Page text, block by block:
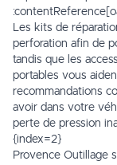
Les kits de
perforation afin de
tandis que les
portables vous
recommandations
avoir dans votre
perte de pression
{index=2}
Provence Outillage